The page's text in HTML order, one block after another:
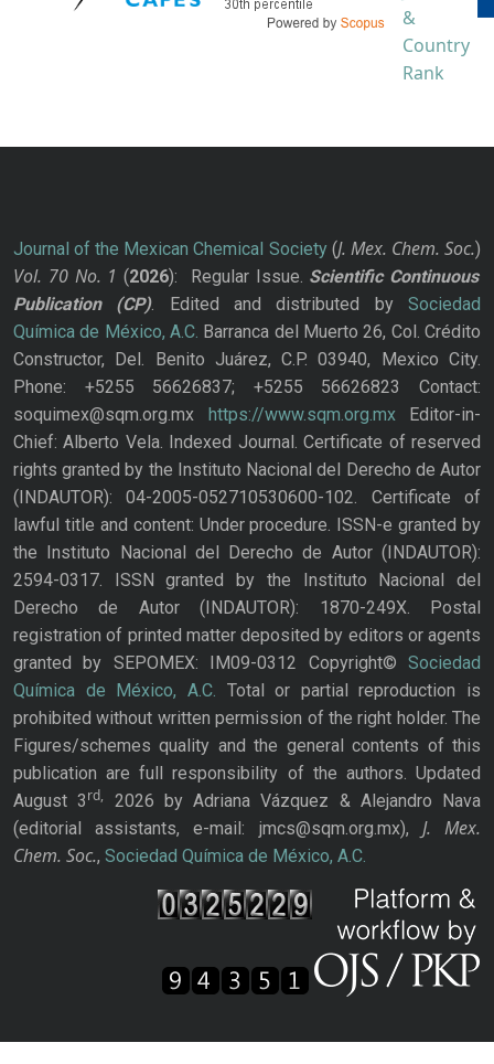
Journal of the Mexican Chemical Society(J. Mex. Chem. Soc.)
Vol. 70 No. 1 (2026): Regular Issue. Scientific Continuous
Publication
(CP). Edited and distributed bySociedad
Química de México, A.C. Barranca del Muerto 26, Col. Crédito
Constructor, Del. Benito Juárez, C.P. 03940, Mexico City.
Phone: +5255 56626837; +5255 56626823 Contact:
soquimex@sqm.org.mx https://www.sqm.org.mxEditor-in-
Chief: Alberto Vela. Indexed Journal. Certificate of reserved
rights granted by the Instituto Nacional del Derecho de Autor
(INDAUTOR): 04-2005-052710530600-102. Certificate of
lawful title and content: Under procedure. ISSN-e granted by
the Instituto Nacional del Derecho de Autor (INDAUTOR):
2594-0317. ISSN granted by the Instituto Nacional del
Derecho de Autor (INDAUTOR): 1870-249X. Postal
registration of printed matter deposited by editors or agents
granted by SEPOMEX: IM09-0312 Copyright© Sociedad
Química de México, A.C. Total or partial reproduction is
prohibited without written permission of the right holder. The
Figures/schemes quality and the general contents of this
publication are full responsibility of the authors. Updated
August 3rd,
2026 by Adriana Vázquez & Alejandro Nava
(editorial assistants, e-mail: jmcs@sqm.org.mx), J. Mex.
Chem. Soc., Sociedad Química de México, A.C.